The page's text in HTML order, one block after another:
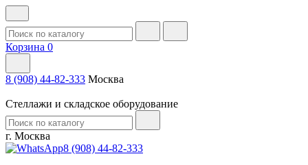
Корзина 0
8 (908) 44-82-333 Москва
Стеллажи и складское оборудование
г. Москва
8 (908) 44-82-333